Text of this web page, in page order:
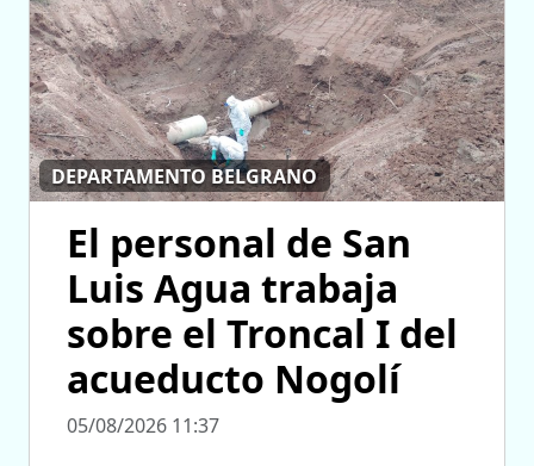
DEPARTAMENTO BELGRANO
El personal de San
Luis Agua trabaja
sobre el Troncal I del
acueducto Nogolí
05/08/2026 11:37